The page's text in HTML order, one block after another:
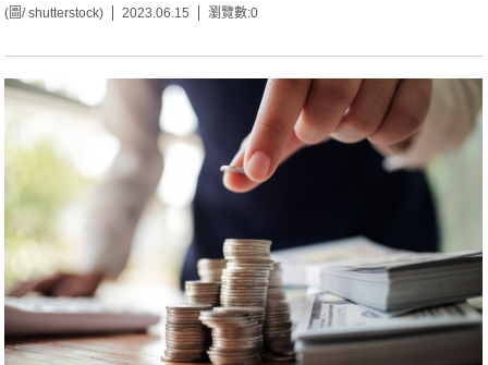
(圖/ shutterstock) 2023.06.15 瀏覽數:0